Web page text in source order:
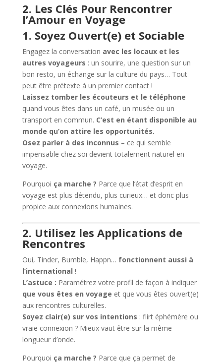
2. Les Clés Pour Rencontrer
l’Amour en Voyage
1. Soyez Ouvert(e) et Sociable
Engagez la conversation avec les locaux et les
autres voyageurs : un sourire, une question sur un
bon resto, un échange sur la culture du pays… Tout
peut être prétexte à un premier contact !
Laissez tomber les écouteurs et le téléphone
quand vous êtes dans un café, un musée ou un
transport en commun. C’est en étant disponible au
monde qu’on attire les opportunités.
Osez parler à des inconnus – ce qui semble
impensable chez soi devient totalement naturel en
voyage.
Pourquoi ça marche ? Parce que l’état d’esprit en
voyage est plus détendu, plus curieux… et donc plus
propice aux connexions humaines.
2. Utilisez les Applications de
Rencontres
Oui, Tinder, Bumble, Happn… fonctionnent aussi à
l’international !
L’astuce : Paramétrez votre profil de façon à indiquer
que vous êtes en voyage et que vous êtes ouvert(e)
aux rencontres culturelles.
Soyez clair(e) sur vos intentions : flirt éphémère ou
vraie connexion ? Mieux vaut être sur la même
longueur d’onde.
Pourquoi ça marche ? Parce que ça permet de